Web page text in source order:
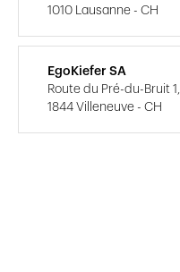
1010 Lausanne - CH
EgoKiefer SA
Route du Pré-du-Bruit 1,
1844 Villeneuve - CH